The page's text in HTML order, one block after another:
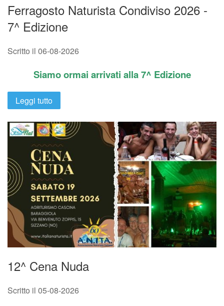
Ferragosto Naturista Condiviso 2026 -
7^ Edizione
Scritto il 06-08-2026
Siamo ormai arrivati alla 7^ Edizione
Leggi tutto
12^ Cena Nuda
Scritto il 05-08-2026